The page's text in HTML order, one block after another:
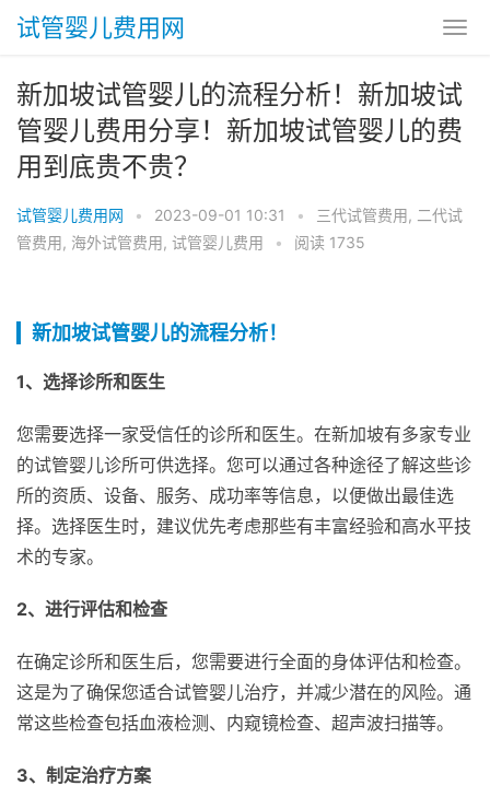
试管婴儿费用网
新加坡试管婴儿的流程分析！新加坡试
管婴儿费用分享！新加坡试管婴儿的费
用到底贵不贵？
试管婴儿费用网 • 2023-09-01 10:31 • 三代试管费用, 二代试
管费用, 海外试管费用, 试管婴儿费用 • 阅读 1735
新加坡试管婴儿的流程分析！
1、选择诊所和医生
您需要选择一家受信任的诊所和医生。在新加坡有多家专业
的试管婴儿诊所可供选择。您可以通过各种途径了解这些诊
所的资质、设备、服务、成功率等信息，以便做出最佳选
择。选择医生时，建议优先考虑那些有丰富经验和高水平技
术的专家。
2、进行评估和检查
在确定诊所和医生后，您需要进行全面的身体评估和检查。
这是为了确保您适合试管婴儿治疗，并减少潜在的风险。通
常这些检查包括血液检测、内窥镜检查、超声波扫描等。
3、制定治疗方案